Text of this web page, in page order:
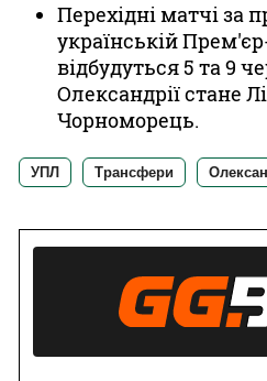
Перехідні матчі за
українській
відбудуться 5 та 9
Олександрії стане
Чорноморець.
УПЛ Трансфери